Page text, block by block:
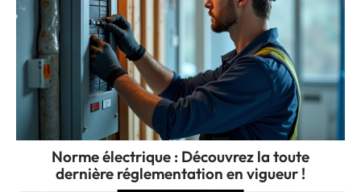
Norme électrique : Découvrez la toute
dernière réglementation en vigueur !